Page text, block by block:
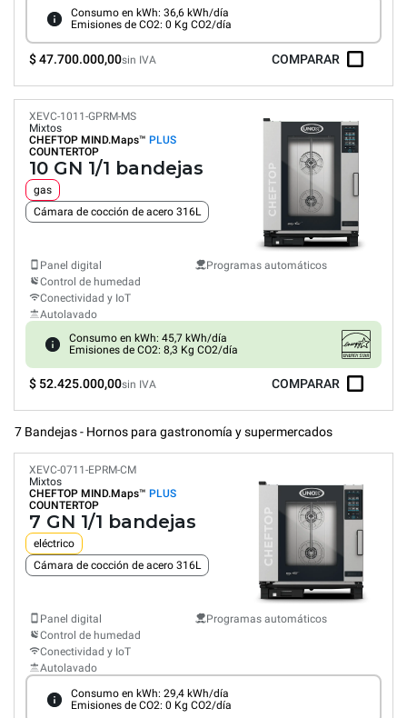
Consumo en kWh: 36,6 kWh/día
Emisiones de CO2: 0 Kg CO2/día
$ 47.700.000,00sin IVA COMPARAR
XEVC-1011-GPRM-MS
Mixtos
CHEFTOP MIND.Maps™ PLUS
COUNTERTOP
10 GN 1/1 bandejas
gas
Cámara de cocción de acero 316L
Panel digital
Control de humedad
Conectividad y IoT
Autolavado
Programas automáticos
Consumo en kWh: 45,7 kWh/día
Emisiones de CO2: 8,3 Kg CO2/día
$ 52.425.000,00sin IVA COMPARAR
7 Bandejas - Hornos para gastronomía y supermercados
XEVC-0711-EPRM-CM
Mixtos
CHEFTOP MIND.Maps™ PLUS
COUNTERTOP
7 GN 1/1 bandejas
eléctrico
Cámara de cocción de acero 316L
Panel digital
Control de humedad
Conectividad y IoT
Autolavado
Programas automáticos
Consumo en kWh: 29,4 kWh/día
Emisiones de CO2: 0 Kg CO2/día